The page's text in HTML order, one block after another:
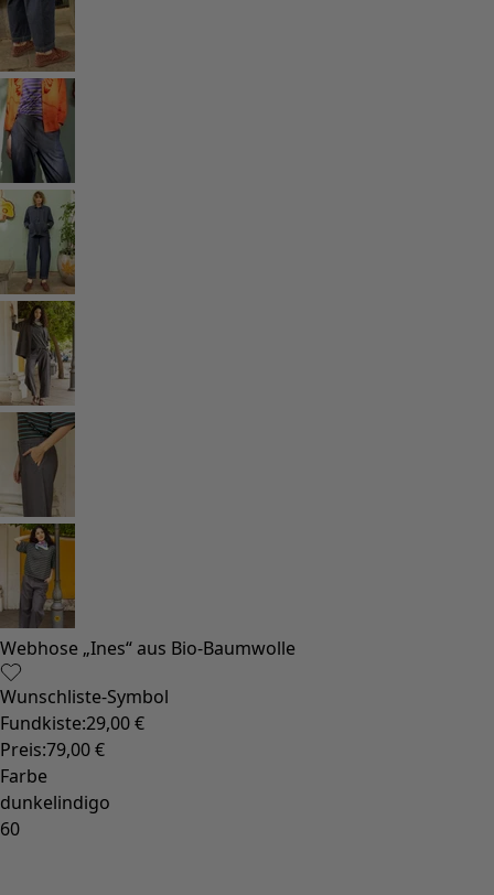
Webhose „Ines“ aus Bio-Baumwolle
Wunschliste-Symbol
Fundkiste:29,00 €
Preis:79,00 €
Farbe
dunkelindigo
60